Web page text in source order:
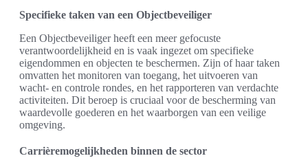
Specifieke taken van een Objectbeveiliger
Een Objectbeveiliger heeft een meer gefocuste
verantwoordelijkheid en is vaak ingezet om specifieke
eigendommen en objecten te beschermen. Zijn of haar taken
omvatten het monitoren van toegang, het uitvoeren van
wacht- en controle rondes, en het rapporteren van verdachte
activiteiten. Dit beroep is cruciaal voor de bescherming van
waardevolle goederen en het waarborgen van een veilige
omgeving.
Carrièremogelijkheden binnen de sector